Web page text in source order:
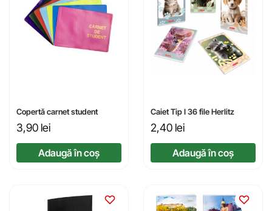
Copertă carnet student
3,90 lei
Adaugă în coș
Caiet Tip I 36 file Herlitz
2,40 lei
Adaugă în coș